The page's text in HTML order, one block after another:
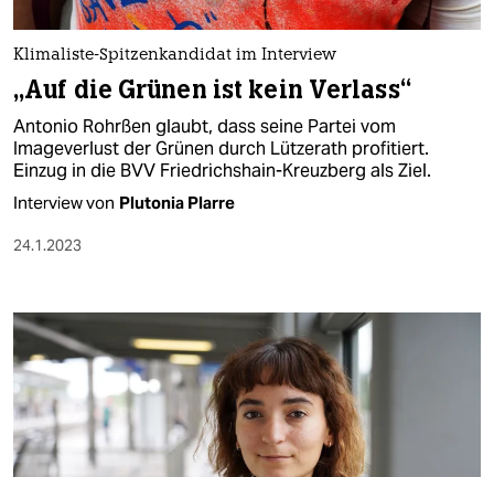
nord
wahrheit
verlag
verlag
veranstaltungen
fragen & hilfe
unterstützen
abo
genossenschaft
Klimaliste-Spitzenkandidat im Interview
„Auf die Grünen ist kein Verlass“
Antonio Rohrßen glaubt, dass seine Partei vom
Imageverlust der Grünen durch Lützerath profitiert.
Einzug in die BVV Friedrichshain-Kreuzberg als Ziel.
Interview von Plutonia Plarre
24.1.2023